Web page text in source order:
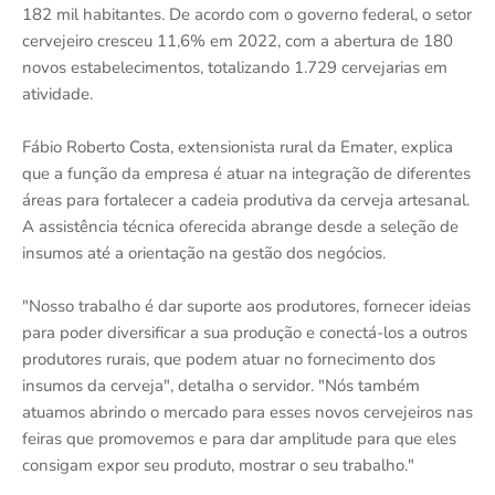
182 mil habitantes. De acordo com o governo federal, o setor
cervejeiro cresceu 11,6% em 2022, com a abertura de 180
novos estabelecimentos, totalizando 1.729 cervejarias em
atividade.
Fábio Roberto Costa, extensionista rural da Emater, explica
que a função da empresa é atuar na integração de diferentes
áreas para fortalecer a cadeia produtiva da cerveja artesanal.
A assistência técnica oferecida abrange desde a seleção de
insumos até a orientação na gestão dos negócios.
"Nosso trabalho é dar suporte aos produtores, fornecer ideias
para poder diversificar a sua produção e conectá-los a outros
produtores rurais, que podem atuar no fornecimento dos
insumos da cerveja", detalha o servidor. "Nós também
atuamos abrindo o mercado para esses novos cervejeiros nas
feiras que promovemos e para dar amplitude para que eles
consigam expor seu produto, mostrar o seu trabalho."